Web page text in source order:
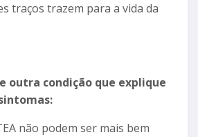
traços trazem para a vida da
outra condição que explique
não podem ser mais bem